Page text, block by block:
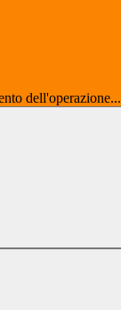
dell'operazione...